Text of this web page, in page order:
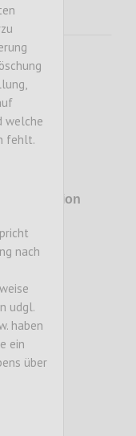
Innovation
welche
fehlt.
nach
udgl.
haben
ein
über